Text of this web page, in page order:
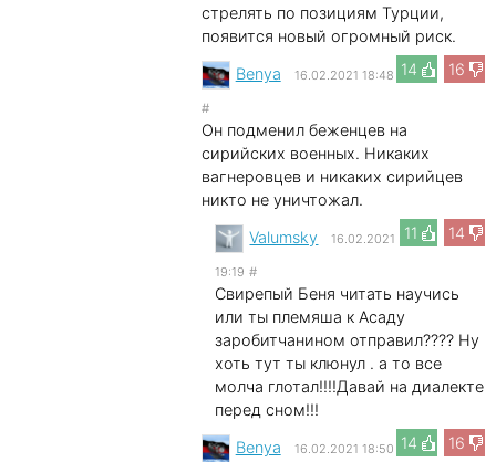
стрелять по позициям Турции,
появится новый огромный риск.
14
16
Benya 16.02.2021 18:48
#
Он подменил беженцев на
сирийских военных. Никаких
вагнеровцев и никаких сирийцев
никто не уничтожал.
11
14
Valumsky 16.02.2021
19:19 #
Свирепый Беня читать научись
или ты племяша к Асаду
заробитчанином отправил???? Ну
хоть тут ты клюнул . а то все
молча глотал!!!!Давай на диалекте
перед сном!!!
14
16
Benya 16.02.2021 18:50